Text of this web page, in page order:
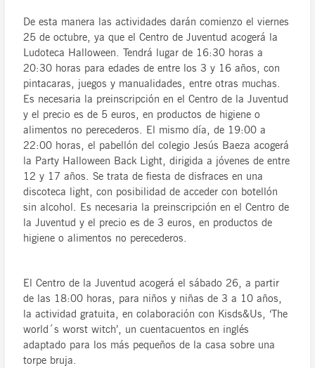
De esta manera las actividades darán comienzo el viernes
25 de octubre, ya que el Centro de Juventud acogerá la
Ludoteca Halloween. Tendrá lugar de 16:30 horas a
20:30 horas para edades de entre los 3 y 16 años, con
pintacaras, juegos y manualidades, entre otras muchas.
Es necesaria la preinscripción en el Centro de la Juventud
y el precio es de 5 euros, en productos de higiene o
alimentos no perecederos. El mismo día, de 19:00 a
22:00 horas, el pabellón del colegio Jesús Baeza acogerá
la Party Halloween Back Light, dirigida a jóvenes de entre
12 y 17 años. Se trata de fiesta de disfraces en una
discoteca light, con posibilidad de acceder con botellón
sin alcohol. Es necesaria la preinscripción en el Centro de
la Juventud y el precio es de 3 euros, en productos de
higiene o alimentos no perecederos.
El Centro de la Juventud acogerá el sábado 26, a partir
de las 18:00 horas, para niños y niñas de 3 a 10 años,
la actividad gratuita, en colaboración con Kisds&Us, ‘The
world´s worst witch’, un cuentacuentos en inglés
adaptado para los más pequeños de la casa sobre una
torpe bruja.